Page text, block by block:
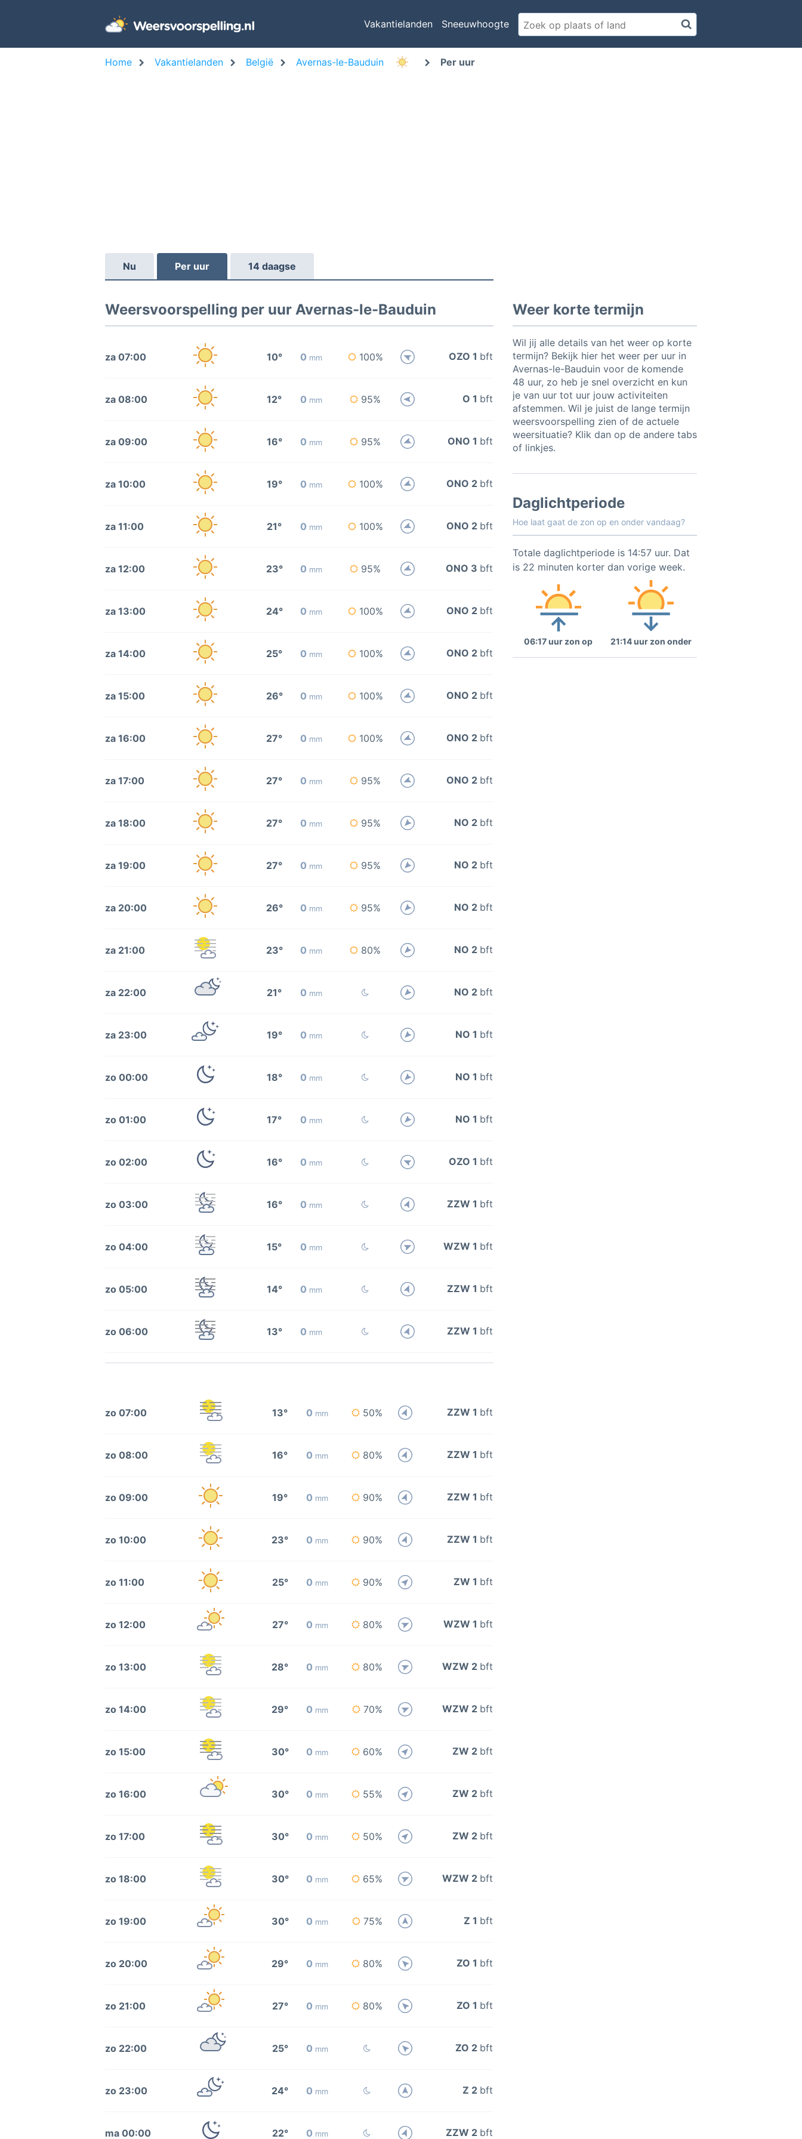
Vakantielanden Sneeuwhoogte
Home Vakantielanden België Avernas-le-Bauduin Per uur
Nu Per uur 14 daagse
Weersvoorspelling per uur Avernas-le-Bauduin
za 07:00 10° 0 mm 100% OZO 1 bft
za 08:00 12° 0 mm 95% O 1 bft
za 09:00 16° 0 mm 95% ONO 1 bft
za 10:00 19° 0 mm 100% ONO 2 bft
za 11:00 21° 0 mm 100% ONO 2 bft
za 12:00 23° 0 mm 95% ONO 3 bft
za 13:00 24° 0 mm 100% ONO 2 bft
za 14:00 25° 0 mm 100% ONO 2 bft
za 15:00 26° 0 mm 100% ONO 2 bft
za 16:00 27° 0 mm 100% ONO 2 bft
za 17:00 27° 0 mm 95% ONO 2 bft
za 18:00 27° 0 mm 95% NO 2 bft
za 19:00 27° 0 mm 95% NO 2 bft
za 20:00 26° 0 mm 95% NO 2 bft
za 21:00 23° 0 mm 80% NO 2 bft
za 22:00 21° 0 mm NO 2 bft
za 23:00 19° 0 mm NO 1 bft
zo 00:00 18° 0 mm NO 1 bft
zo 01:00 17° 0 mm NO 1 bft
zo 02:00 16° 0 mm OZO 1 bft
zo 03:00 16° 0 mm ZZW 1 bft
zo 04:00 15° 0 mm WZW 1 bft
zo 05:00 14° 0 mm ZZW 1 bft
zo 06:00 13° 0 mm ZZW 1 bft
zo 07:00 13° 0 mm 50% ZZW 1 bft
zo 08:00 16° 0 mm 80% ZZW 1 bft
zo 09:00 19° 0 mm 90% ZZW 1 bft
zo 10:00 23° 0 mm 90% ZZW 1 bft
zo 11:00 25° 0 mm 90% ZW 1 bft
zo 12:00 27° 0 mm 80% WZW 1 bft
zo 13:00 28° 0 mm 80% WZW 2 bft
zo 14:00 29° 0 mm 70% WZW 2 bft
zo 15:00 30° 0 mm 60% ZW 2 bft
zo 16:00 30° 0 mm 55% ZW 2 bft
zo 17:00 30° 0 mm 50% ZW 2 bft
zo 18:00 30° 0 mm 65% WZW 2 bft
zo 19:00 30° 0 mm 75% Z 1 bft
zo 20:00 29° 0 mm 80% ZO 1 bft
zo 21:00 27° 0 mm 80% ZO 1 bft
zo 22:00 25° 0 mm ZO 2 bft
zo 23:00 24° 0 mm Z 2 bft
ma 00:00 22° 0 mm ZZW 2 bft
Weer korte termijn
Wil jij alle details van het weer op korte
termijn? Bekijk hier het weer per uur in
Avernas-le-Bauduin voor de komende
48 uur, zo heb je snel overzicht en kun
je van uur tot uur jouw activiteiten
afstemmen. Wil je juist de lange termijn
weersvoorspelling zien of de actuele
weersituatie? Klik dan op de andere tabs
of linkjes.
Daglichtperiode
Hoe laat gaat de zon op en onder vandaag?
Totale daglichtperiode is 14:57 uur. Dat
is 22 minuten korter dan vorige week.
06:17 uur zon op 21:14 uur zon onder